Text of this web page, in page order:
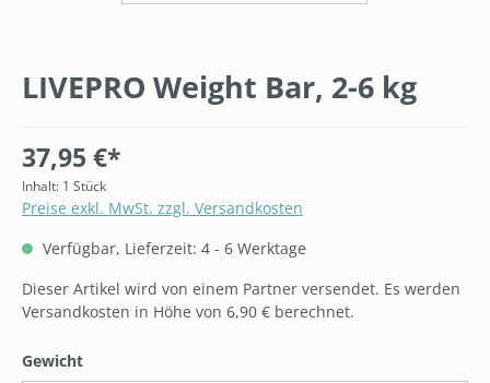
LIVEPRO Weight Bar, 2-6 kg
37,95 €*
Inhalt: 1 Stück
Preise exkl. MwSt. zzgl. Versandkosten
Verfügbar, Lieferzeit: 4 - 6 Werktage
Dieser Artikel wird von einem Partner versendet. Es werden
Versandkosten in Höhe von 6,90 € berechnet.
Gewichtauswählen